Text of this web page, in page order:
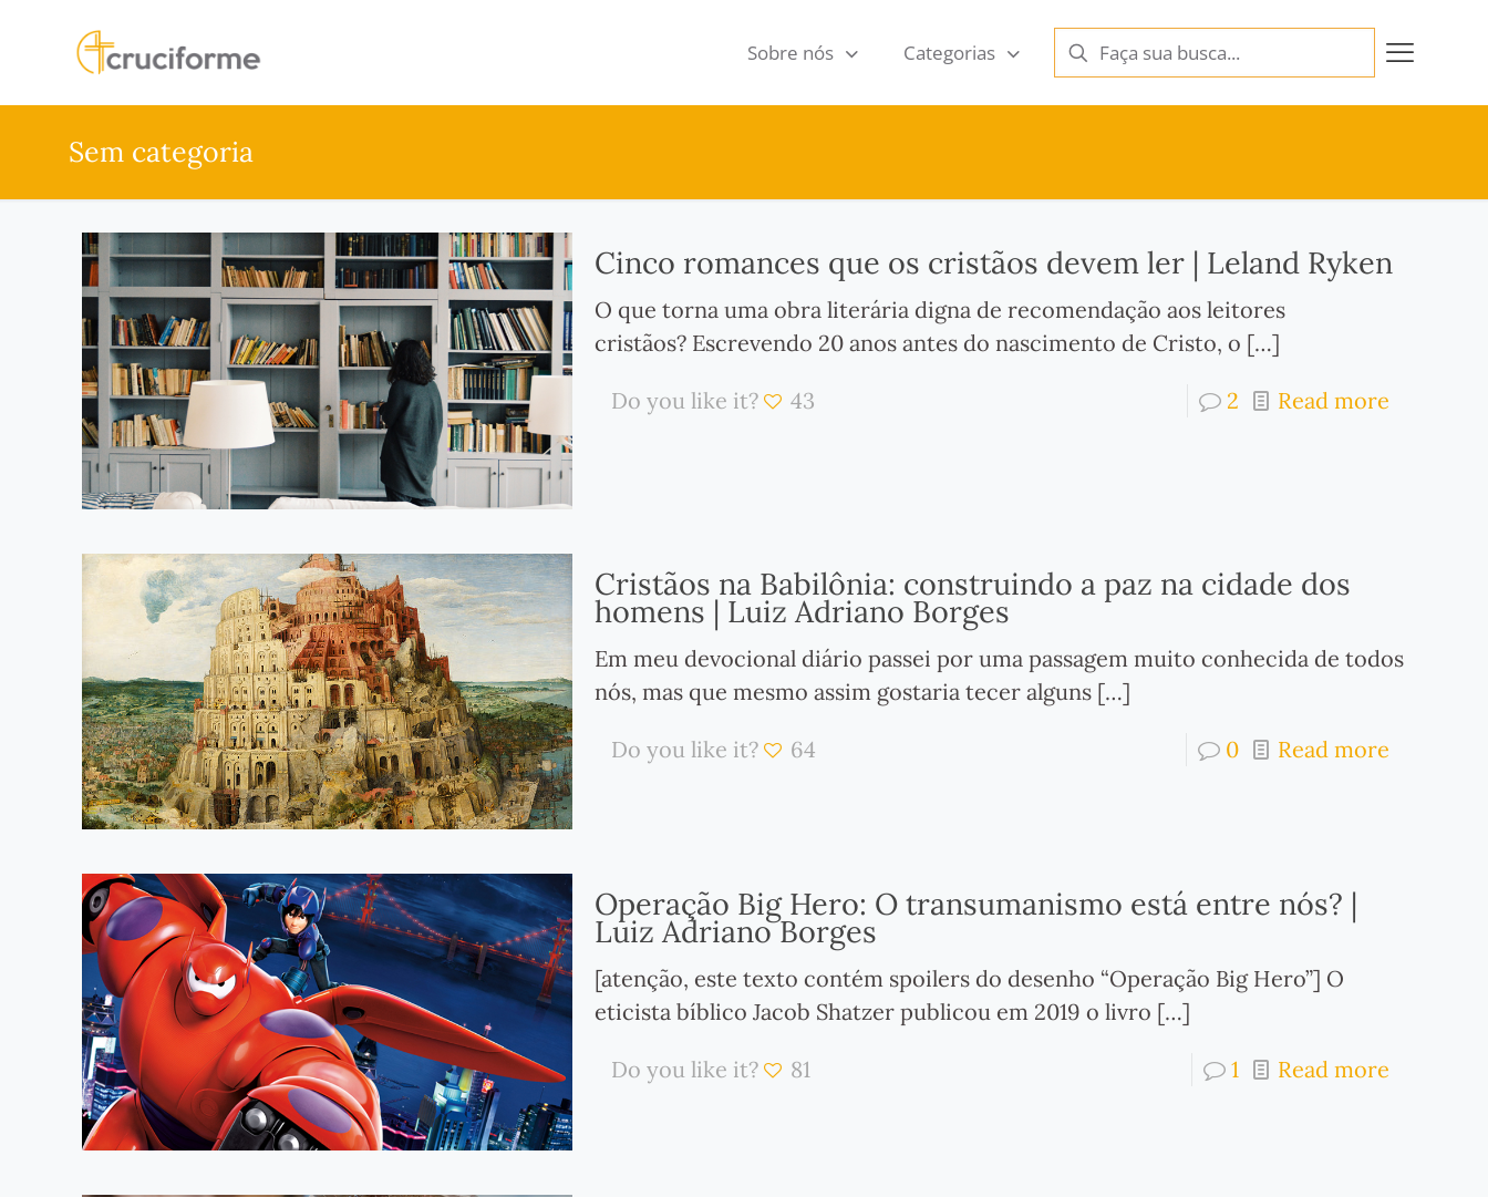
Sobre nós Categorias
Sem categoria
Cinco romances que os cristãos devem ler | Leland Ryken
O que torna uma obra literária digna de recomendação aos leitores
cristãos? Escrevendo 20 anos antes do nascimento de Cristo, o […]
Do you like it? 43 2 Read more
Cristãos na Babilônia: construindo a paz na cidade dos
homens | Luiz Adriano Borges
Em meu devocional diário passei por uma passagem muito conhecida de todos
nós, mas que mesmo assim gostaria tecer alguns[…]
Do you like it? 64 0 Read more
Operação Big Hero: O transumanismo está entre nós? |
Luiz Adriano Borges
[atenção, este texto contém spoilers do desenho “Operação Big Hero”] O
eticista bíblico Jacob Shatzer publicou em 2019 o livro […]
Do you like it? 81 1 Read more